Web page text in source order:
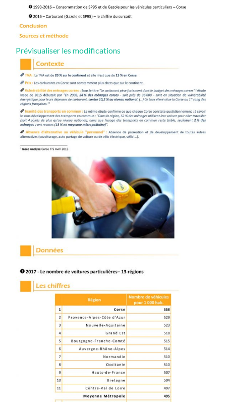
Prévisualiser les modifications
une
nouvelle
fenêtre)